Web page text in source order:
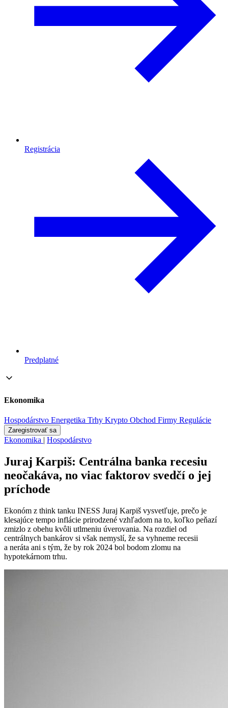
Registrácia
Predplatné
Ekonomika
Hospodárstvo Energetika Trhy Krypto Obchod Firmy Regulácie
Zaregistrovať sa
Ekonomika | Hospodárstvo
Juraj Karpiš: Centrálna banka recesiu
neočakáva, no viac faktorov svedčí o jej
príchode
Ekonóm z think tanku INESS Juraj Karpiš vysvetľuje, prečo je
klesajúce tempo inflácie prirodzené vzhľadom na to, koľko peňazí
zmizlo z obehu kvôli utlmeniu úverovania. Na rozdiel od
centrálnych bankárov si však nemyslí, že sa vyhneme recesii
a neráta ani s tým, že by rok 2024 bol bodom zlomu na
hypotekárnom trhu.